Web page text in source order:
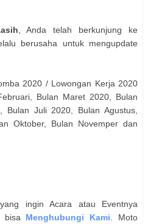
, Anda telah berkunjung ke
berusaha untuk mengupdate
2020 / Lowongan Kerja 2020
Bulan Maret 2020, Bulan
Bulan Juli 2020, Bulan Agustus,
Oktober, Bulan Novemper dan
ingin Acara atau Eventnya
Menghubungi Kami. Moto